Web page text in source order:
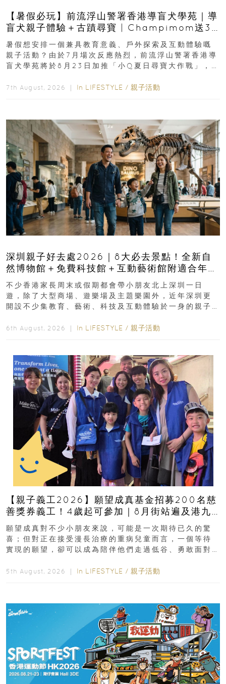
【暑假必玩】前流浮山警署香港導盲犬學苑｜導
盲犬親子體驗＋古蹟尋寶 | Champimom送3
組免費名額
暑假想安排一個兼具教育意義、戶外探索及互動體驗嘅
親子活動？由於7月場次反應熱烈，前流浮山警署香港導
盲犬學苑將於8月23日加推「小Q夏日尋寶大作戰」，家
7th August, 2026 ｜ In LIFESTYLE / 親子活動
深圳親子好去處2026｜8大必去景點！全新自
然博物館＋免費科技館＋互動藝術館附適合年
齡、交通、門票、開放時間
不少香港家長周末或假期都會帶小朋友北上深圳一日
遊，除了大型商場、遊樂場及主題樂園外，近年深圳更
開設不少集教育、藝術、科技及互動體驗於一身的親子
6th August, 2026 ｜ In LIFESTYLE / 親子活動
【親子義工2026】願望成真基金招募200名慈
善獎券義工！4歲起可參加｜8月街站遍及港九
新界
願望成真對不少小朋友來說，可能是一次期待已久的驚
喜；但對正在接受漫長治療的重病兒童而言，一個等待
實現的願望，卻可以成為陪伴他們走過低谷、勇敢面對
5th August, 2026 ｜ In LIFESTYLE / 親子活動